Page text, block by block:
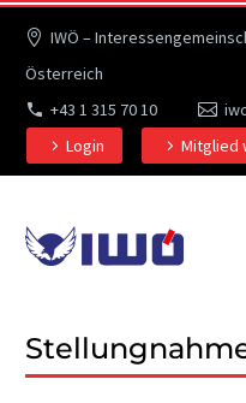
IWÖ –
Österreich
+43 1 315 70 10
Login
Mitglied